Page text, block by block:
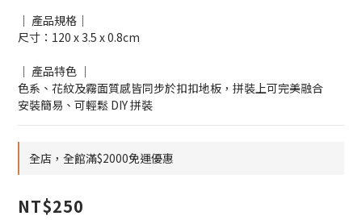
｜ 產品規格｜
尺寸：120 x 3.5 x 0.8cm
｜ 產品特色 ｜
色系、花紋及霧面質感皆同步於扣扣地板，拼裝上可完美融合
安裝簡易、可輕鬆 DIY 拼裝
全店，全館滿$2000免運優惠
NT$250